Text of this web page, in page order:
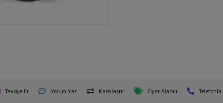
Tavsiye Et Yorum Yaz Karşılaştır Fiyat Alarmı Telefonla